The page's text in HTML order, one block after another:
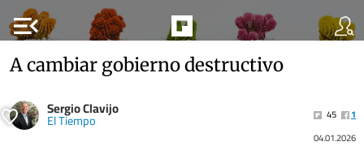
menu_open
A cambiar gobierno destructivo
Sergio Clavijo
El Tiempo 45
1
04.01.2026